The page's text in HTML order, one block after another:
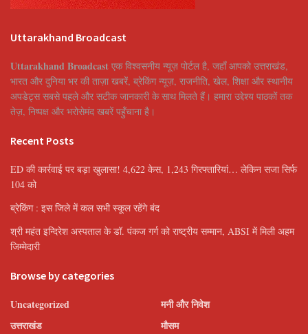
Uttarakhand Broadcast
Uttarakhand Broadcast एक विश्वसनीय न्यूज़ पोर्टल है, जहाँ आपको उत्तराखंड,
भारत और दुनिया भर की ताज़ा खबरें, ब्रेकिंग न्यूज़, राजनीति, खेल, शिक्षा और स्थानीय
अपडेट्स सबसे पहले और सटीक जानकारी के साथ मिलते हैं। हमारा उद्देश्य पाठकों तक
तेज़, निष्पक्ष और भरोसेमंद खबरें पहुँचाना है।
Recent Posts
ED की कार्रवाई पर बड़ा खुलासा! 4,622 केस, 1,243 गिरफ्तारियां… लेकिन सजा सिर्फ
104 को
ब्रेकिंग : इस जिले में कल सभी स्कूल रहेंगे बंद
श्री महंत इन्दिरेश अस्पताल के डॉ. पंकज गर्ग को राष्ट्रीय सम्मान, ABSI में मिली अहम
जिम्मेदारी
Browse by categories
Uncategorized
उत्तराखंड
मनी और निवेश
मौसम